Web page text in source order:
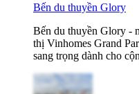
Bến du thuyền Glory
Bến du thuyền Glory -
thị Vinhomes Grand
sang trọng dành cho